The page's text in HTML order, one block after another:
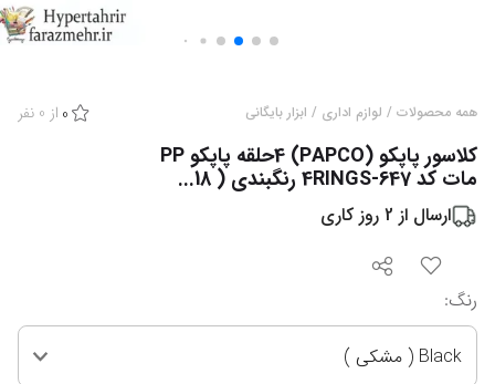
همه محصولات / لوازم اداری / ابزار بایگانی 0 از 0 نفر
کلاسور پاپکو (PAPCO) 4حلقه پاپکو PP
مات کد 647-4RINGS رنگبندی ( 18...
ارسال از 2 روز کاری
رنگ:
Black ( مشکی )